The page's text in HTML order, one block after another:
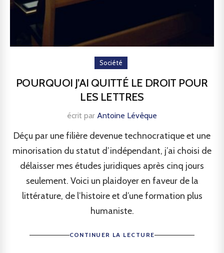
Société
POURQUOI J’AI QUITTÉ LE DROIT POUR
LES LETTRES
écrit par Antoine Lévêque
Déçu par une filière devenue technocratique et une
minorisation du statut d’indépendant, j’ai choisi de
délaisser mes études juridiques après cinq jours
seulement. Voici un plaidoyer en faveur de la
littérature, de l’histoire et d’une formation plus
humaniste.
CONTINUER LA LECTURE